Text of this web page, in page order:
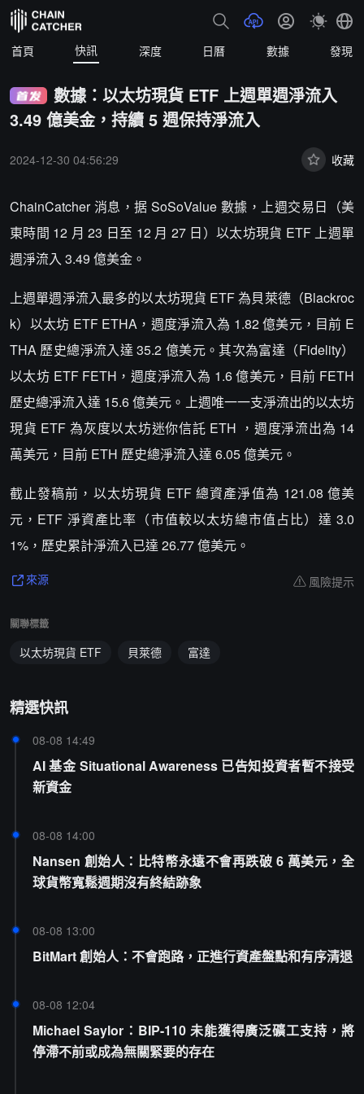
首頁 快訊 深度 日曆 數據 發現
數據：以太坊現貨 ETF 上週單週淨流入
3.49 億美金，持續 5 週保持淨流入
2024-12-30 04:56:29 收藏
ChainCatcher 消息，据 SoSoValue 數據，上週交易日（美
東時間 12 月 23 日至 12 月 27 日）以太坊現貨 ETF 上週單
週淨流入 3.49 億美金。
上週單週淨流入最多的以太坊現貨 ETF 為貝萊德（Blackroc
k）以太坊 ETF ETHA，週度淨流入為 1.82 億美元，目前 E
THA 歷史總淨流入達 35.2 億美元。其次為富達（Fidelity）
以太坊 ETF FETH，週度淨流入為 1.6 億美元，目前 FETH
歷史總淨流入達 15.6 億美元。上週唯一一支淨流出的以太坊
現貨 ETF 為灰度以太坊迷你信託 ETH ，週度淨流出為 14
萬美元，目前 ETH 歷史總淨流入達 6.05 億美元。
截止發稿前，以太坊現貨 ETF 總資產淨值為 121.08 億美
元，ETF 淨資產比率（市值較以太坊總市值占比）達 3.0
1%，歷史累計淨流入已達 26.77 億美元。
來源 風險提示
關聯標籤
以太坊現貨 ETF 貝萊德 富達
精選快訊
08-08 14:49
AI 基金 Situational Awareness 已告知投資者暫不接受
新資金
08-08 14:00
Nansen 創始人：比特幣永遠不會再跌破 6 萬美元，全
球貨幣寬鬆週期沒有終結跡象
08-08 13:00
BitMart 創始人：不會跑路，正進行資產盤點和有序清退
08-08 12:04
Michael Saylor：BIP-110 未能獲得廣泛礦工支持，將
停滯不前或成為無關緊要的存在